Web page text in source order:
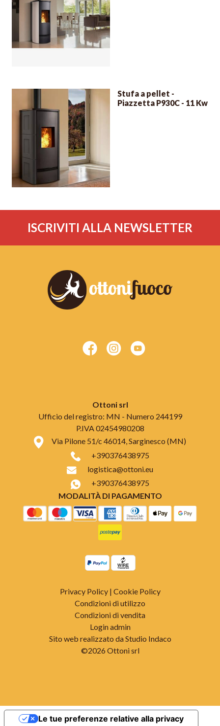
Stufa a pellet -
Piazzetta P930C - 11 Kw
ISCRIVITI ALLA NEWSLETTER
Ottoni srl
Ufficio del registro: MN - Numero 244199
P.IVA 02454980208
Via Pilone 51/c 46014, Sarginesco (MN)
+390376438975
logistica@ottoni.eu
+390376438975
MODALITÀ DI PAGAMENTO
Privacy Policy| Cookie Policy
Condizioni di utilizzo
Condizioni di vendita
Login admin
Sito web realizzato da Studio Indaco
©2026 Ottoni srl
Le tue preferenze relative alla privacy